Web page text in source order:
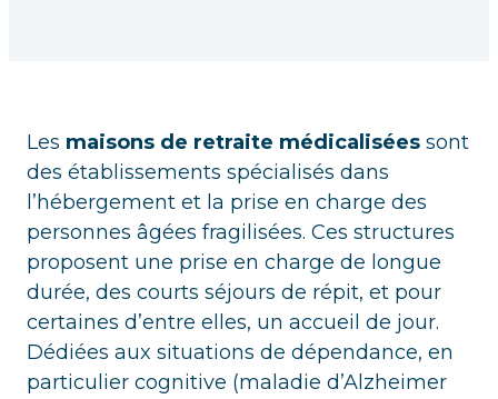
Les maisons de retraite médicalisées sont
des établissements spécialisés dans
l’hébergement et la prise en charge des
personnes âgées fragilisées. Ces structures
proposent une prise en charge de longue
durée, des courts séjours de répit, et pour
certaines d’entre elles, un accueil de jour.
Dédiées aux situations de dépendance, en
particulier cognitive (maladie d’Alzheimer